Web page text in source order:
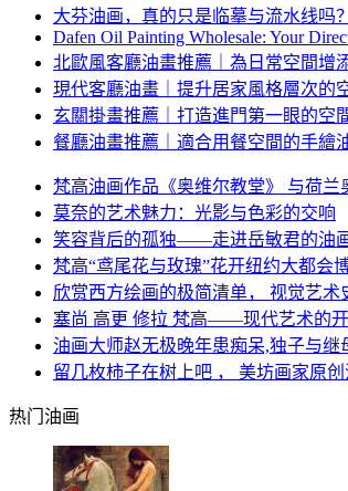
大芬油画，真的只是临摹与流水线吗？
Dafen Oil Painting Wholesale: Your
北歐風客廳油畫推薦｜為日常空間增
現代客廳油畫｜提升居家風格層次的
玄關掛畫推薦｜打造進門第一眼的空
餐廳油畫推薦｜適合用餐空間的手繪
梵高油画作品《奥维尔教堂》 与荷
莫奈的艺术魅力：光影与色彩的交响
笑容背后的孤独——走进岳敏君的油
梵高“鸢尾花与玫瑰”花开纽约大都会
欣赏西方绘画的极简清单， 视觉艺术
塞尚 高更 修拉 梵高——现代艺术的
油画大师赵无极晚年患痴呆,独子与继
留几枚柿子在树上吧 ， 美坊画家原创
热门油画